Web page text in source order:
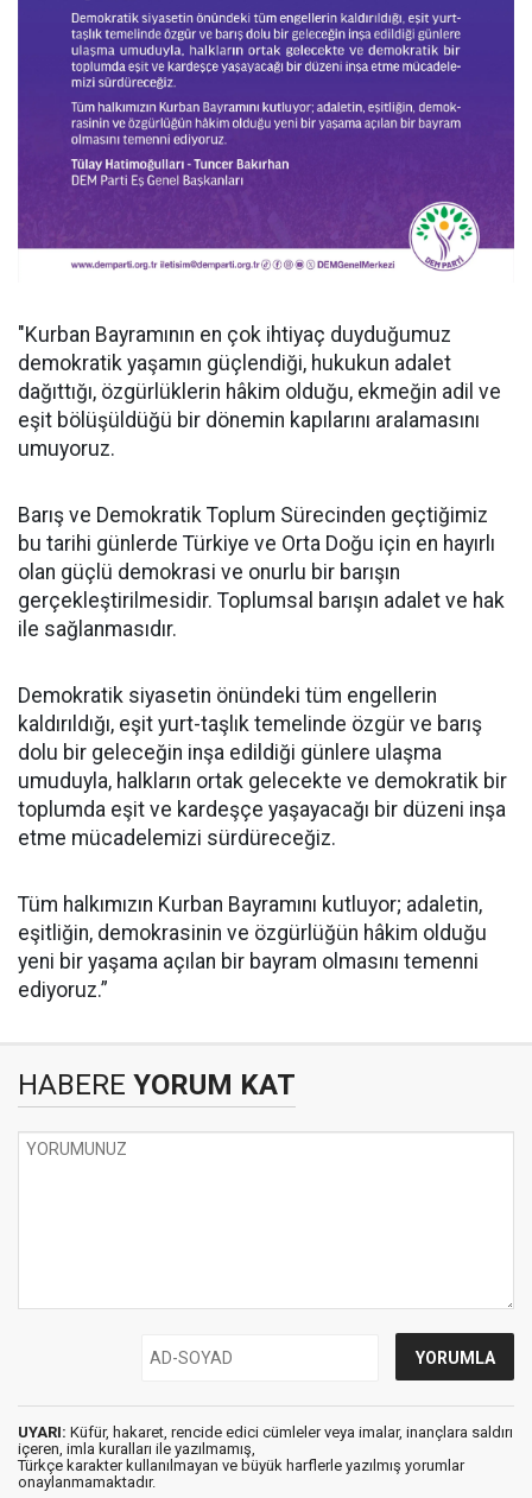
"Kurban Bayramının en çok ihtiyaç duyduğumuz
demokratik yaşamın güçlendiği, hukukun adalet
dağıttığı, özgürlüklerin hâkim olduğu, ekmeğin adil ve
eşit bölüşüldüğü bir dönemin kapılarını aralamasını
umuyoruz.
Barış ve Demokratik Toplum Sürecinden geçtiğimiz
bu tarihi günlerde Türkiye ve Orta Doğu için en hayırlı
olan güçlü demokrasi ve onurlu bir barışın
gerçekleştirilmesidir. Toplumsal barışın adalet ve hak
ile sağlanmasıdır.
Demokratik siyasetin önündeki tüm engellerin
kaldırıldığı, eşit yurt-taşlık temelinde özgür ve barış
dolu bir geleceğin inşa edildiği günlere ulaşma
umuduyla, halkların ortak gelecekte ve demokratik bir
toplumda eşit ve kardeşçe yaşayacağı bir düzeni inşa
etme mücadelemizi sürdüreceğiz.
Tüm halkımızın Kurban Bayramını kutluyor; adaletin,
eşitliğin, demokrasinin ve özgürlüğün hâkim olduğu
yeni bir yaşama açılan bir bayram olmasını temenni
ediyoruz.”
HABERE YORUM KAT
UYARI: Küfür, hakaret, rencide edici cümleler veya imalar, inançlara saldırı
içeren, imla kuralları ile yazılmamış,
Türkçe karakter kullanılmayan ve büyük harflerle yazılmış yorumlar
onaylanmamaktadır.